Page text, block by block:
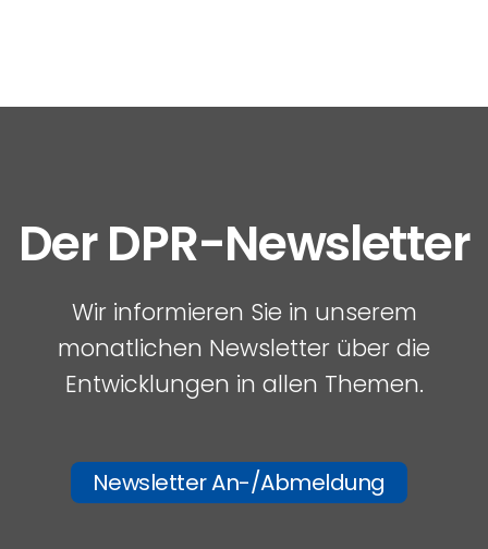
Der DPR-Newsletter
Wir informieren Sie in unserem
monatlichen Newsletter über die
Entwicklungen in allen Themen.
Newsletter An-/Abmeldung